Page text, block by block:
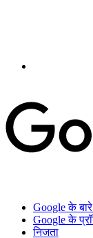
Google के
Google के
निजता